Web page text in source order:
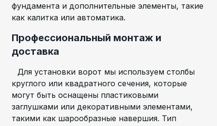
фундамента и дополнительные элементы, такие
как калитка или автоматика.
Профессиональный монтаж и
доставка
Для установки ворот мы используем столбы
круглого или квадратного сечения, которые
могут быть оснащены пластиковыми
заглушками или декоративными элементами,
такими как шарообразные навершия. Тип